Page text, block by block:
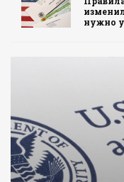
нужно